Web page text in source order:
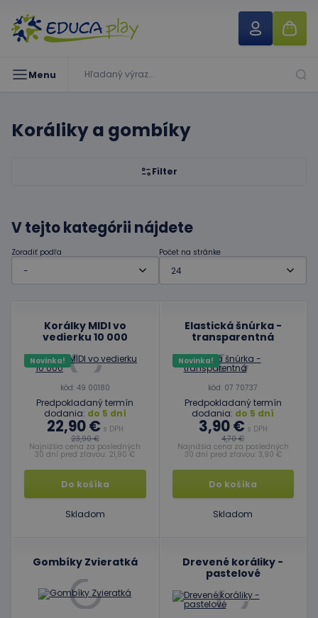
Menu
Koráliky a gombíky
Filter
V tejto kategórii nájdete
Zoradiť podľa Počet na stránke
Korálky MIDI vo
vedierku 10 000
Novinka!
kód: 49 00180
Predpokladaný termín
dodania: do 5 dní
22,90 € s DPH
23,90 €
Najnižšia cena za posledných
30 dní pred zľavou: 21,90 €
Do košíka
Skladom
Elastická šnúrka -
transparentná
Novinka!
kód: 07 70737
Predpokladaný termín
dodania: do 5 dní
3,90 € s DPH
4,70 €
Najnižšia cena za posledných
30 dní pred zľavou: 3,90 €
Do košíka
Skladom
Gombíky Zvieratká
Drevené koráliky -
pastelové